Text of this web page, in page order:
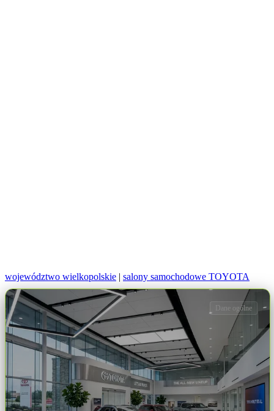
województwo wielkopolskie | salony samochodowe TOYOTA
Dane ogólne